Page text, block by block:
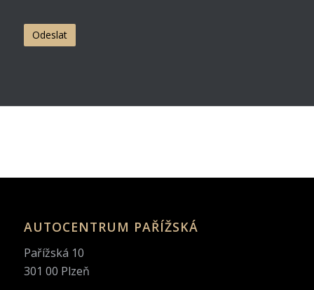
AUTOCENTRUM PAŘÍŽSKÁ
Pařížská 10
301 00 Plzeň